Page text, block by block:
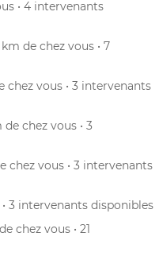
• 4 intervenants
km de chez vous • 7
chez vous • 3 intervenants
de chez vous • 3
chez vous • 3 intervenants
3 intervenants disponibles
chez vous • 21